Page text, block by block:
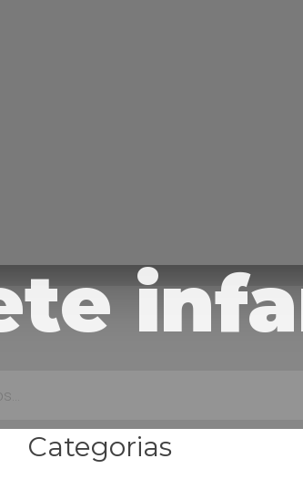
Categorias